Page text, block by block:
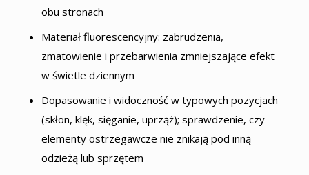
obu stronach
Materiał fluorescencyjny: zabrudzenia,
zmatowienie i przebarwienia zmniejszające efekt
w świetle dziennym
Dopasowanie i widoczność w typowych pozycjach
(skłon, klęk, sięganie, uprząż); sprawdzenie, czy
elementy ostrzegawcze nie znikają pod inną
odzieżą lub sprzętem